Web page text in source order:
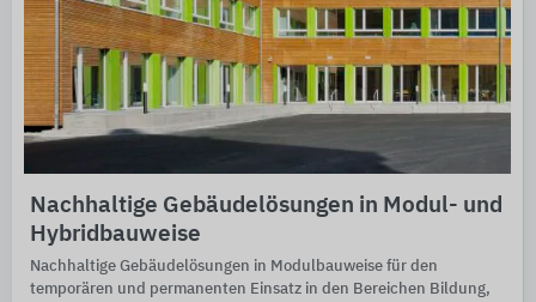
Nachhaltige Gebäudelösungen in Modul- und
Hybridbauweise
Nachhaltige Gebäudelösungen in Modulbauweise für den
temporären und permanenten Einsatz in den Bereichen Bildung,